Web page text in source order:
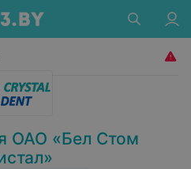
ОАО «Бел Стом